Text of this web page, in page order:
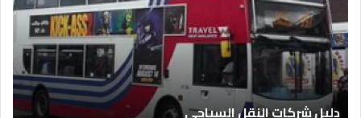
ا
ل
ف
ن
دليل الفنادق المصرية